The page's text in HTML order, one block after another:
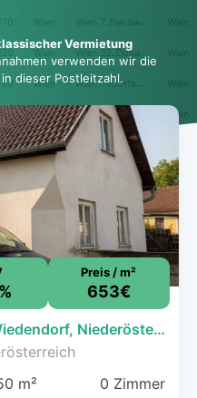
Vermietung
verwenden wir die
dieser Postleitzahl.
Preis / m²
653€
Einfamilienhaus 150m² in Wiedendorf, Niederösterreich - sanierungsbedürftig, viel Potenzial!
m² 0 Zimmer